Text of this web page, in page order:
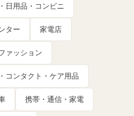
日用品・コンビニ
ター 家電店
ァッション
コンタクト・ケア用品
携帯・通信・家電